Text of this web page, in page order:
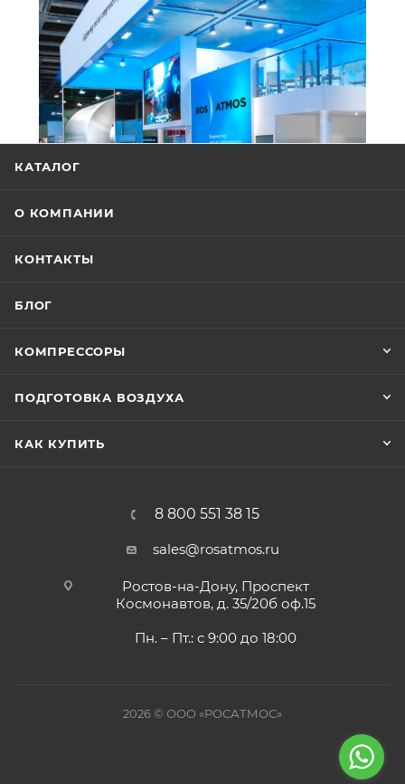
КАТАЛОГ
О КОМПАНИИ
КОНТАКТЫ
БЛОГ
КОМПРЕССОРЫ
ПОДГОТОВКА ВОЗДУХА
КАК КУПИТЬ
8 800 551 38 15
sales@rosatmos.ru
Ростов-на-Дону, Проспект
Космонавтов, д. 35/20б оф.15
Пн. – Пт.: с 9:00 до 18:00
2026 © ООО «РОСАТМОС»